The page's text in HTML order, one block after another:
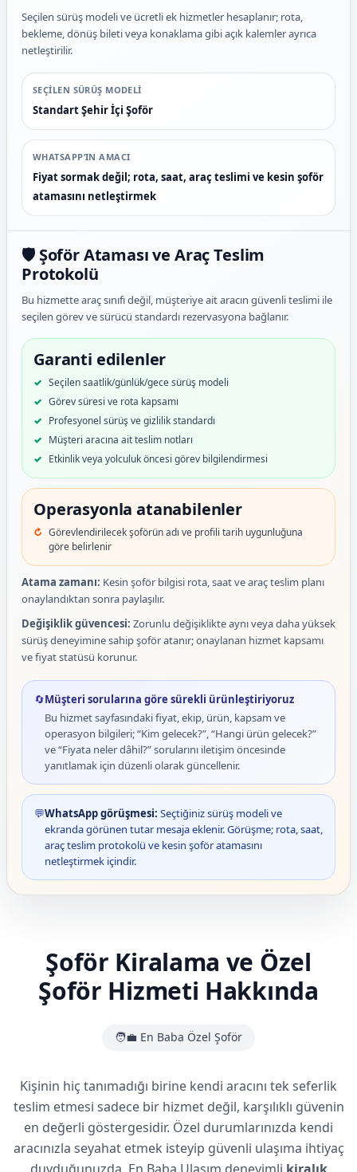
Seçilen sürüş modeli ve ücretli ek hizmetler hesaplanır; rota,
bekleme, dönüş bileti veya konaklama gibi açık kalemler ayrıca
netleştirilir.
SEÇILEN SÜRÜŞ MODELI
Standart Şehir İçi Şoför
WHATSAPP’IN AMACI
Fiyat sormak değil; rota, saat, araç teslimi ve kesin şoför
atamasını netleştirmek
🛡️ Şoför Ataması ve Araç Teslim
Protokolü
Bu hizmette araç sınıfı değil, müşteriye ait aracın güvenli teslimi ile
seçilen görev ve sürücü standardı rezervasyona bağlanır.
Garanti edilenler
Seçilen saatlik/günlük/gece sürüş modeli
Görev süresi ve rota kapsamı
Profesyonel sürüş ve gizlilik standardı
Müşteri aracına ait teslim notları
Etkinlik veya yolculuk öncesi görev bilgilendirmesi
Operasyonla atanabilenler
Görevlendirilecek şoförün adı ve profili tarih uygunluğuna
göre belirlenir
Atama zamanı: Kesin şoför bilgisi rota, saat ve araç teslim planı
onaylandıktan sonra paylaşılır.
Değişiklik güvencesi: Zorunlu değişiklikte aynı veya daha yüksek
sürüş deneyimine sahip şoför atanır; onaylanan hizmet kapsamı
ve fiyat statüsü korunur.
🔄Müşteri sorularına göre sürekli ürünleştiriyoruz
Bu hizmet sayfasındaki fiyat, ekip, ürün, kapsam ve
operasyon bilgileri; “Kim gelecek?”, “Hangi ürün gelecek?”
ve “Fiyata neler dâhil?” sorularını iletişim öncesinde
yanıtlamak için düzenli olarak güncellenir.
💬WhatsApp görüşmesi: Seçtiğiniz sürüş modeli ve
ekranda görünen tutar mesaja eklenir. Görüşme; rota, saat,
araç teslim protokolü ve kesin şoför atamasını
netleştirmek içindir.
Şoför Kiralama ve Özel
Şoför Hizmeti Hakkında
🧑‍💼 En Baba Özel Şoför
Kişinin hiç tanımadığı birine kendi aracını tek seferlik
teslim etmesi sadece bir hizmet değil, karşılıklı güvenin
en değerli göstergesidir. Özel durumlarınızda kendi
aracınızla seyahat etmek isteyip güvenli ulaşıma ihtiyaç